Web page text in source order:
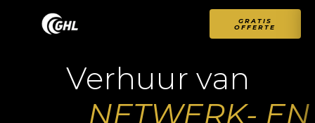
GRATIS
OFFERTE
Verhuur van
NETWERK- EN